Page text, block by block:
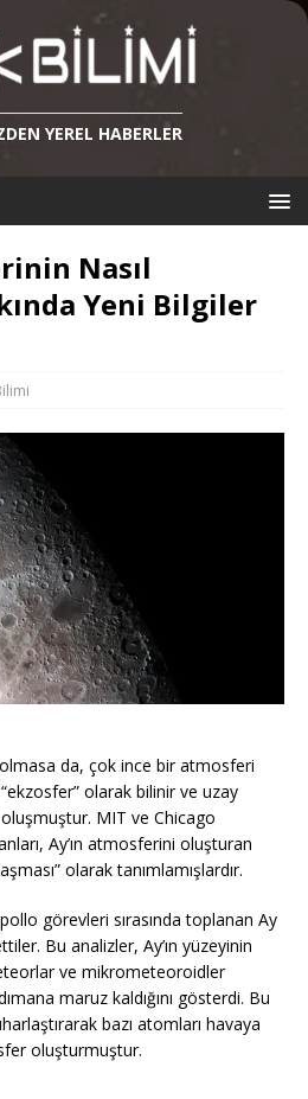
YEREL HABERLER
Nasıl
Yeni Bilgiler
olmasa da, çok ince bir atmosferi
olarak bilinir ve uzay
MIT ve Chicago
Ay’ın atmosferini oluşturan
olarak tanımlamışlardır.
görevleri sırasında toplanan Ay
Bu analizler, Ay’ın yüzeyinin
ve mikrometeoroidler
maruz kaldığını gösterdi. Bu
bazı atomları havaya
oluşturmuştur.